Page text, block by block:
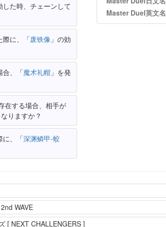
した時、チェーンして
際に、「废铁像 」の効
合、「魔术礼帽 」を発
在する場合、相手が
りますか？
に、「深渊鳞甲-蛟
Master Duel英文名
WAVE
[ NEXT CHALLENGERS ]